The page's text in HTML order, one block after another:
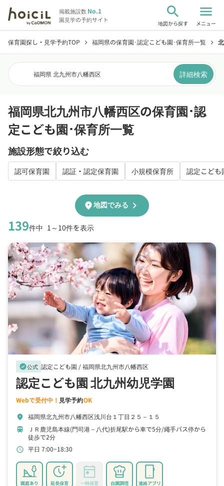
掲載施設数No.1
園見学の予約サイト
search
地図から探す
menu
メニュー
保育園探し・見学予約TOP chevron_right 福岡県の保育園･認定こども園･保育所一覧 chevron_right
福岡県 北九州市八幡西区 詳細検索
福岡県北九州市八幡西区の保育園･認
定こども園･保育所一覧
施設形態で絞り込む
認可保育園 認証・認定保育園 小規模保育所 認定こども
139件中 1～10件を表示
location_on地図でみる chevron_right
verified公式 認定こども園 /福岡県北九州市八幡西区
認定こども園 北九州幼児学園
Webで受付中！ 見学予約OK
location_on 福岡県北九州市八幡西区浅川台１丁目２５－１５
train ＪＲ鹿児島本線(門司港－八代)折尾駅から車で5分 繩手バス停から
徒歩で2分
schedule 平日 7:00~18:30
園庭あり 延長保育 一時保育 自園調理 連絡アプリ